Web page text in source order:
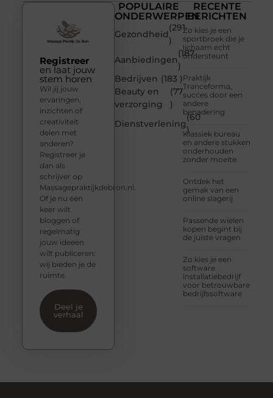
POPULAIRE
ONDERWERPEN
Gezondheid
(291
)
Aanbiedingen
(187
)
Bedrijven (183 )
Beauty en
verzorging
(77
)
Dienstverlening
(60
)
RECENTE
BERICHTEN
Zo kies je een
sportbroek die je
lichaam echt
ondersteunt
Praktijk
Tranceforma,
succes door een
andere
benadering
Klassiek bureau
en andere stukken
onderhouden
zonder moeite
Ontdek het
gemak van een
online slagerij
Passende wielen
kopen begint bij
de juiste vragen
Zo kies je een
software
installatiebedrijf
voor betrouwbare
bedrijfssoftware
Registreer
en laat jouw
stem horen
Wil jij jouw
ervaringen,
inzichten of
creativiteit
delen met
anderen?
Registreer je
dan als
schrijver op
Massagepraktijkdebron.nl.
Of je nu één
keer wilt
bloggen of
regelmatig
jouw ideeën
wilt publiceren:
wij bieden je de
ruimte.
Deel je
verhaal